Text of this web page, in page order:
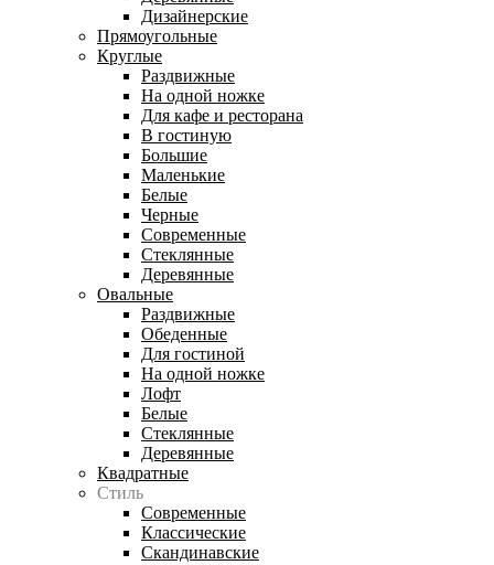
Дизайнерские
Прямоугольные
Круглые
Раздвижные
На одной ножке
Для кафе и ресторана
В гостиную
Большие
Маленькие
Белые
Черные
Современные
Стеклянные
Деревянные
Овальные
Раздвижные
Обеденные
Для гостиной
На одной ножке
Лофт
Белые
Стеклянные
Деревянные
Квадратные
Стиль
Современные
Классические
Скандинавские